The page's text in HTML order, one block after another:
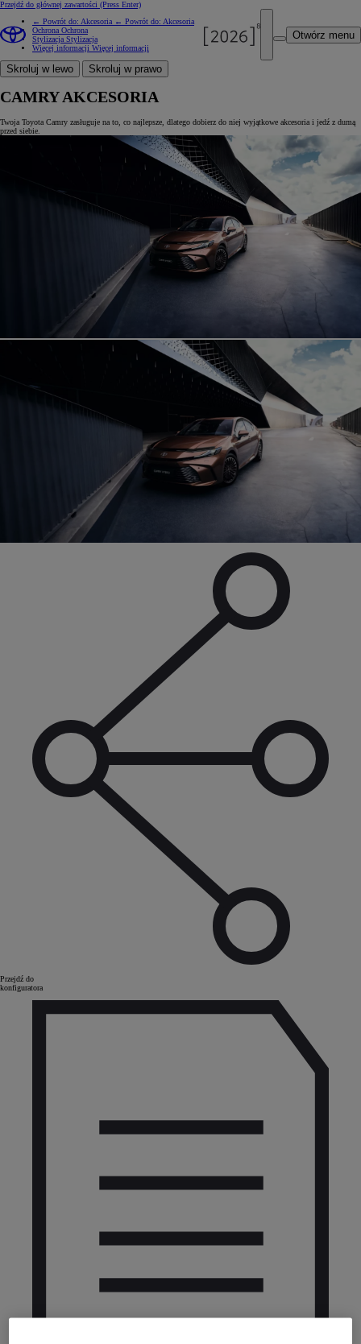
Przejdź do głównej zawartości (Press Enter)
Otwórz menu
← Powrót do: Akcesoria ← Powrót do: Akcesoria
Ochrona Ochrona
Stylizacja Stylizacja
Więcej informacji Więcej informacji
Skroluj w lewo Skroluj w prawo
CAMRY AKCESORIA
Twoja Toyota Camry zasługuje na to, co najlepsze, dlatego dobierz do niej wyjątkowe akcesoria i jedź z dumą
przed siebie.
Przejdź do
konfiguratora